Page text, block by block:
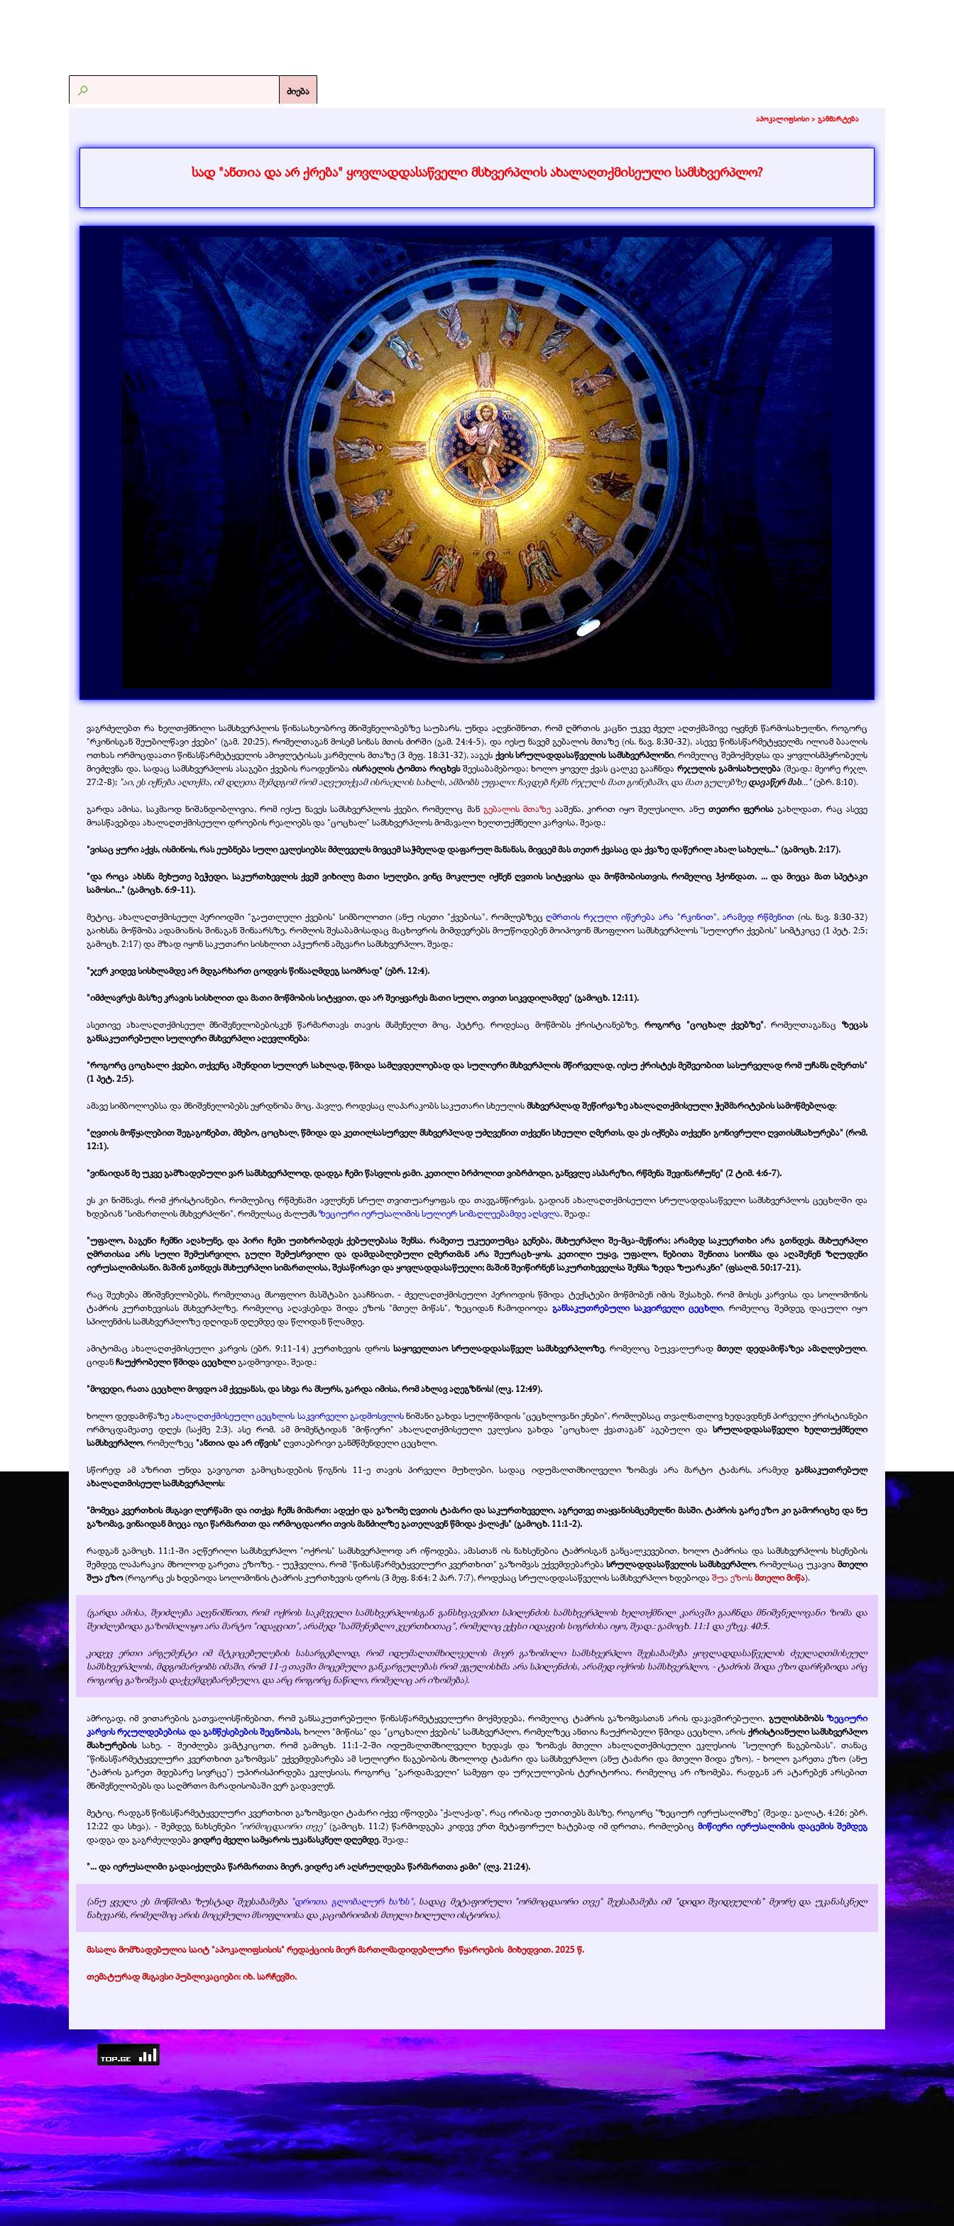
ძიება
აპოკალიფსისი > განმარტება
სად "ანთია და არ ქრება" ყოვლადდასაწველი მსხვერპლის ახალაღთქმისეული სამსხვერპლო?
ვაგრძელებთ რა ხელთქმნილი სამსხვერპლოს წინასახეობრივ მნიშვნელობებზე საუბარს, უნდა აღვნიშნოთ, რომ ღმრთის კაცნი უკვე ძველ აღთქმაშივე იყვნენ წარმოსახულნი, როგორც
"რკინისგან შეუბილწავი ქვები" (გამ. 20:25), რომელთაგან მოსემ სინას მთის ძირში (გამ. 24:4-5), და იესუ ნავემ გებალის მთაზე (ის. ნავ. 8:30-32), ასევე წინასწარმეტყველმა ილიამ ბაალის
ოთხას ორმოცდაათი წინასწარმეტყველის ამოჟლეტისას კარმელის მთაზე (3 მეფ. 18:31-32),ააგეს ქვის სრულადდასაწველის სამსხვერპლონი, რომელიც შემოქმედსა და ყოვლისმპყრობელს
მიეძღვნა და, სადაც სამსხვერპლოს ასაგები ქვების რაოდენობა ისრაელის ტომთა რიცხვსშეესაბამებოდა; ხოლო ყოველ ქვას ცალკე გააჩნდა რჯულის გამოსახულება (შეად.: მეორე რჯლ.
27:2-8); "აი, ეს იქნება აღთქმა, იმ დღეთა შემდგომ რომ აღვუთქვამ ისრაელის სახლს, ამბობს უფალი: ჩავდებ ჩემს რჯულს მათ გონებაში, და მათ გულებზედავაწერ მას..."(ებრ. 8:10).
გარდა ამისა, საკმაოდ ნიშანდობლივია, რომ იესუ ნავეს სამსხვერპლოს ქვები, რომელიც მან გებალის მთაზე ააშენა, კირით იყო შელესილი, ანუ თეთრი ფერისა გახლდათ, რაც ასევე
მოასწავებდა ახალაღთქმისეული დროების რეალიებს და "ცოცხალ" სამსხვერპლოს მომავალი ხელთუქმნელი კარვისა, შეად.:
"ვისაც ყური აქვს, ისმინოს, რას ეუბნება სული ეკლესიებს: მძლეველს მივცემ საჭმელად დაფარულ მანანას, მივცემ მას თეთრ ქვასაც და ქვაზე დაწერილ ახალ სახელს..." (გამოცხ. 2:17).
"და როცა ახსნა მეხუთე ბეჭედი, საკურთხევლის ქვეშ ვიხილე მათი სულები, ვინც მოკლულ იქნენ ღვთის სიტყვისა და მოწმობისთვის, რომელიც ჰქონდათ. ... და მიეცა მათ სპეტაკი
სამოსი..." (გამოცხ. 6:9-11).
მეტიც, ახალაღთქმისეულ პერიოდში "გაუთლელი ქვების" სიმბოლოთი (ანუ ისეთი "ქვებისა", რომლებზეცღმრთის რჯული იწერება არა "რკინით", არამედ რწმენით (ის. ნავ. 8:30-32)
გაიხსნა მოწმობა ადამიანის შინაგან შინაარსზე, რომლის შესაბამისადაც მაცხოვრის მიმდევრებს მოუწოდებენ მოიპოვონ მსოფლიო სამსხვერპლოს "სულიერი ქვების" სიმტკიცე (1 პეტ. 2:5;
გამოცხ. 2:17) და მზად იყონ საკუთარი სისხლით აპკურონ ამგვარი სამსხვერპლო, შეად.:
"ჯერ კიდევ სისხლამდე არ მდგარხართ ცოდვის წინააღმდეგ საომრად" (ებრ. 12:4).
"იმძლავრეს მასზე კრავის სისხლით და მათი მოწმობის სიტყვით, და არ შეიყვარეს მათი სული, თვით სიკვდილამდე" (გამოცხ. 12:11).
ასეთივე ახალაღთქმისეულ მნიშვნელობებისკენ წარმართავს თავის მსმენელთ მოც. პეტრე, როდესაც მოწმობს ქრისტიანებზე,როგორც "ცოცხალ ქვებზე", რომელთაგანაცზეცას
განსაკუთრებული სულიერი მსხვერპლიაღევლინება:
"როგორც ცოცხალი ქვები, თქვენც აშენდით სულიერ სახლად, წმიდა სამღვდელოებად და სულიერი მსხვერპლის მწირველად, იესუ ქრისტეს მეშვეობით სასურველად რომ უჩანს ღმერთს"
(1 პეტ. 2:5).
ამავე სიმბოლოებსა და მნიშვნელობებს ეყრდნობა მოც. პავლე, როდესაც ლაპარაკობსსაკუთარი სხეულისმსხვერპლად შეწირვაზე ახალაღთქმისეული ჭეშმარიტების სამოწმებლად:
"ღვთის მოწყალებით შეგაგონებთ, ძმებო, ცოცხალ, წმიდა და კეთილსასურველ მსხვერპლად უძღვენით თქვენი სხეული ღმერთს, და ეს იქნება თქვენი გონივრული ღვთისმსახურება" (რომ.
12:1).
"ვინაიდან მე უკვე გამზადებული ვარ სამსხვერპლოდ, დადგა ჩემი წასვლის ჟამი. კეთილი ბრძოლით ვიბრძოდი, განვვლე ასპარეზი, რწმენა შევინარჩუნე" (2 ტიმ. 4:6-7).
ეს კი ნიშნავს, რომ ქრისტიანები, რომლებიც რწმენაში ავლენენ სრულ თვითუარყოფას და თავგანწირვას, გადიან ახალაღთქმისეული სრულადდასაწველი სამსხვერპლოს ცეცხლში და
ხდებიან "სიმართლის მსხვერპლნი", რომელსაც ძალუძსზეციური იერუსალიმის სულიერ სიმაღლეებამდე აღსვლა,შეად.:
"უფალო, ბაგენი ჩემნი აღახუნე, და პირი ჩემი უთხრობდეს ქებულებასა შენსა. რამეთუ უკუეთუმცა გენება, მსხუერპლი შე-მცა-მეწირა; არამედ საკუერთხი არა გთნდეს. მსხუერპლი
ღმრთისაჲ არს სული შემუსრვილი, გული შემუსრვილი და დამდაბლებული ღმერთმან არა შეურაცხ-ყოს. კეთილი უყავ, უფალო, ნებითა შენითა სიონსა და აღაშენენ ზღუდენი
იერუსალიმისანი. მაშინ გთნდეს მსხუერპლი სიმართლისა, შესაწირავი და ყოვლადდასაწუელი; მაშინ შეიწირნენ საკურთხეველსა შენსა ზედა ზუარაკნი" (ფსალმ. 50:17-21).
რაც შეეხება მნიშვნელობებს, რომელთაც მსოფლიო მასშტაბი გააჩნიათ, - ძველაღთქმისეული პერიოდის წმიდა ტექსტები მოწმობენ იმის შესახებ, რომ მოსეს კარვისა და სოლომონის
ტაძრის კურთხევისას მსხვერპლზე, რომელიც აღავსებდა შიდა ეზოს "მთელ მიწას", ზეციდან ჩამოდიოდა განსაკუთრებული საკვირველი ცეცხლი, რომელიც შემდეგ დაცული იყო
სპილენძის სამსხვერპლოზე დღიდან დღემდე და წლიდან წლამდე.
ამიტომაც ახალაღთქმისეული კარვის (ებრ. 9:11-14) კურთხევის დროს საყოველთაო სრულადდასაწველ სამსხვერპლოზე, რომელიც ბუკვალურადმთელ დედამიწაზეა ამაღლებული,
ციდანჩაუქრობელი წმიდა ცეცხლიგადმოვიდა, შეად.:
"მოვედი, რათა ცეცხლი მოვდო ამ ქვეყანას, და სხვა რა მსურს, გარდა იმისა, რომ ახლავ აღეგზნოს! (ლკ. 12:49).
ხოლო დედამიწაზეახალაღთქმისეული ცეცხლის საკვირველი გადმოსვლისნიშანი გახდა სულიწმიდის "ცეცხლოვანი ენები", რომლებსაც თვალნათლივ ხედავდნენ პირველი ქრისტიანები
ორმოცდამეათე დღეს (საქმე 2:3). ასე რომ, ამ მომენტიდან "მიწიერი" ახალაღთქმისეული ეკლესია გახდა "ცოცხალ ქვათაგან" აგებული დასრულადდასაწველი ხელთუქმნელი
სამსხვერპლო, რომელზეც "ანთია და არ იწვის" ღვთაებრივი განმწმენდელი ცეცხლი.
სწორედ ამ აზრით უნდა გავიგოთ გამოცხადების წიგნის 11-ე თავის პირველი მუხლები, სადაც იდუმალთმხილველი ზომავს არა მარტო ტაძარს, არამედ განსაკუთრებულ
ახალაღთმისეულ სამსხვერპლოს:
"მომეცა კვერთხის მსგავი ლერწამი და ითქვა ჩემს მიმართ: ადექი და გაზომე ღვთის ტაძარი და საკურთხეველი, აგრეთვე თაყვანისმცემელნი მასში. ტაძრის გარე ეზო კი გამორიცხე და ნუ
გაზომავ, ვინაიდან მიეცა იგი წარმართთ და ორმოცდაორი თვის მანძილზე გათელავენ წმიდა ქალაქს" (გამოცხ. 11:1-2).
რადგან გამოცხ. 11:1-ში აღწერილი სამსხვერპლო "ოქროს" სამსხვერპლოდ არ იწოდება, ამასთან ის ნახსენებია ტაძრისგან განცალკევებით, ხოლო ტაძრისა და სამსხვერპლოს ხსენების
შემდეგ ლაპარაკია მხოლოდ გარეთა ეზოზე, - უეჭველია, რომ "წინასწარმეტყველური კვერთხით" გაზომვას ექვემდებარებასრულადდასაწველის სამსხვერპლო, რომელსაც უკავია მთელი
შუა ეზო(როგორც ეს ხდებოდა სოლომონის ტაძრის კურთხევის დროს (3 მეფ. 8:64; 2 პარ. 7:7), როდესაც სრულადდასაწველის სამსხვერპლო ხდებოდა შუა ეზოსმთელი მიწა).
(გარდა ამისა, შეიძლება აღვნიშნოთ, რომ ოქროს საკმეველი სამსხვერპლოსგან განსხვავებით სპილენძის სამსხვერპლოს ხელთქმნილ კარავში გააჩნდა მნიშვნელოვანი ზომა და
შეიძლებოდა გაზომილიყო არა მარტო "იდაყვით", არამედ "სამშენებლო კვერთხითაც", რომელიც ექვსი იდაყვის სიგრძისა იყო, შეად.: გამოცხ. 11:1 და ეზეკ. 40:5.
კიდევ ერთი არგუმენტი იმ მტკიცებულების სასარგებლოდ, რომ იდუმალთმხილველის მიერ გაზომილი სამსხვერპლო შეესაბამება ყოვლადდასაწველის ძველაღთმისეულ
სამსხვერპლოს, მდგომარეობს იმაში, რომ 11-ე თავში მოცემული განკარგულებას რომ ეგულისხმა არა სპილენძის, არამედ ოქროს სამსხვერპლო, - ტაძრის შიდა ეზო დარჩებოდა არც
როგორც გაზომვას დაქვემდებარებული, და არც როგორც ნაწილი, რომელიც არ იზომება).
ამრიგად, იმ ვითარების გათვალისწინებით, რომ განსაკუთრებული წინასწარმეტყველური მოქმედება, რომელიც ტაძრის გაზომვასთან არის დაკავშირებული, გულისხმობსზეციური
კარვის რჯულდებებისა და განწესებების შეცნობას, ხოლო "მიწისა" და "ცოცხალი ქვების" სამსხვერპლო, რომელზეც ანთია ჩაუქრობელი წმიდა ცეცხლი, არის ქრისტიანული სამსხვერპლო
მსახურებისსახე, - შეიძლება ვამტკიცოთ, რომ გამოცხ. 11:1-2-ში იდუმალთმხილველი ხედავს და ზომავს მთელი ახალაღთქმისეული ეკლესიის "სულიერ ნაგებობას". თანაც
"წინასწარმეტყველური კვერთხით გაზომვას" ექვემდებარება ამ სულიერი ნაგებობის მხოლოდ ტაძარი და სამსხვერპლო (ანუ ტაძარი და მთელი შიდა ეზო), - ხოლო გარეთა ეზო (ანუ
"ტაძრის გარეთ მდებარე სივრცე") უპირისპირდება ეკლესიას, როგორც "გარდამაველი" სამეფო და ურჯულოების ტერიტორია, რომელიც არ იზომება, რადგან არ ატარებენ არსებით
მნიშვნელობებს და საღმრთო მარადისობაში ვერ გადავლენ.
მეტიც, რადგან წინასწარმეტყველური კვერთხით გაზომვადი ტაძარი იქვე იწოდება "ქალაქად", რაც ირიბად უთითებს მასზე, როგორც "ზეციურ იერუსალიმზე" (შეად.: გალატ. 4:26; ებრ.
12:22 და სხვა), - შემდეგ ნახსენები "ორმოცდაორი თვე"(გამოცხ. 11:2) წარმოდგება კიდევ ერთ მეტაფორულ ხატებად იმ დროთა, რომლებიცმიწიერი იერუსალიმის დაცემის შემდეგ
დადგა და გაგრძელდება ვიდრე ძველი სამყაროს უკანასკნელ დღემდე, შეად.:
"... და იერუსალიმი გადაიქელება წარმართთა მიერ, ვიდრე არ აღსრულდება წარმართთა ჟამი" (ლკ. 21:24).
(ანუ ყველა ეს მოწმობა ზუსტად შეესაბამება "დროთა გლობალურ ხაზს", სადაც მეტაფორული "ორმოცდაორი თვე" შეესაბამება იმ "დიდი შვიდეულის" მეორე და უკანასკნელ
ნახევარს, რომელშიც არის მოცემული მსოფლიოსა და კაცობრიობის მთელი ხილული ისტორია).
მასალა მომზადებულია საიტ "აპოკალიფსისის" რედაქციის მიერ მართლმადიდებლური წყაროების. მიხედვით. 2025 წ.
თემატურად მსგავსი პუბლიკაციები: იხ.სარჩევში.